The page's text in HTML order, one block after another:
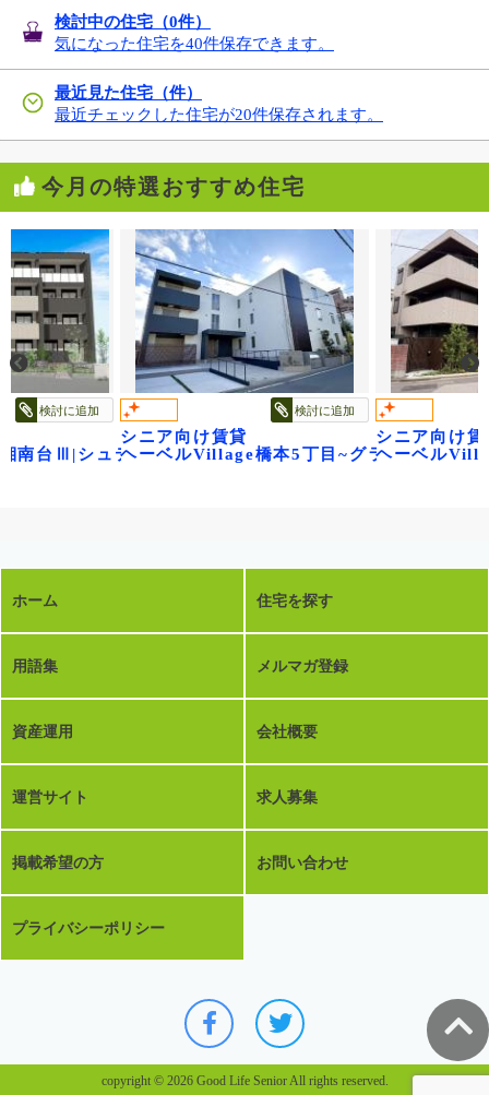
検討中の住宅（0件）
気になった住宅を40件保存できます。
最近見た住宅（件）
最近チェックした住宅が20件保存されます。
今月の特選おすすめ住宅
領家ヴェルデ
検討に追加
南台Ⅲ|シュテルン湘南
検討に追加
シニア向け賃貸
ヘーベルVillage橋本5丁目~グランビレッジ
シニア向け賃
ヘーベル
ホーム 住宅を探す
用語集 メルマガ登録
資産運用 会社概要
運営サイト 求人募集
掲載希望の方 お問い合わせ
プライバシーポリシー
copyright © 2026 Good Life Senior All rights reserved.